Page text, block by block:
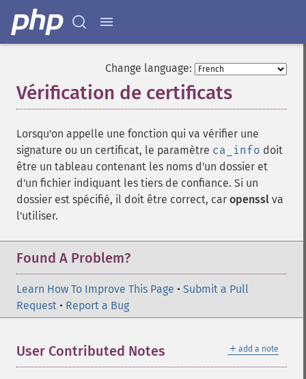
Change language:
Vérification de certificats
Lorsqu'on appelle une fonction qui va vérifier une
signature ou un certificat, le paramètre ca_info doit
être un tableau contenant les noms d'un dossier et
d'un fichier indiquant les tiers de confiance. Si un
dossier est spécifié, il doit être correct, car openssl va
l'utiliser.
Found A Problem?
Learn How To Improve This Page • Submit a Pull
Request • Report a Bug
＋ add a note
User Contributed Notes